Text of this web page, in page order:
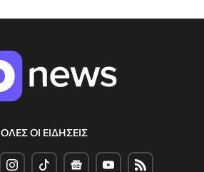
ΟΛΕΣ ΟΙ ΕΙΔΗΣΕΙΣ